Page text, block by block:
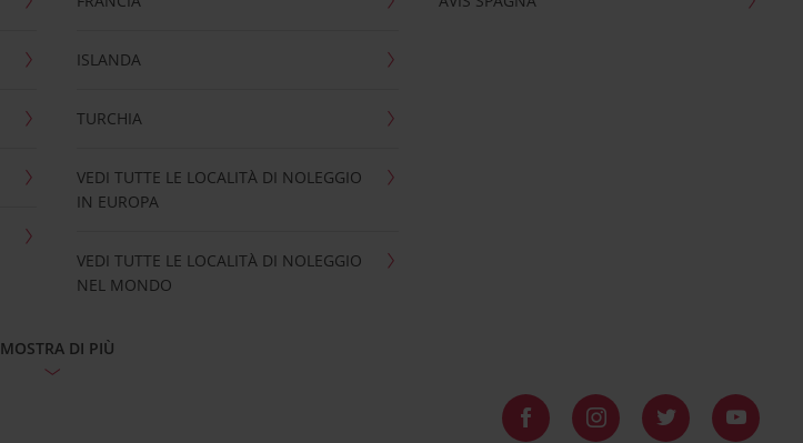
ISLANDA
TURCHIA
VEDI TUTTE LE LOCALITÀ DI NOLEGGIO
IN EUROPA
VEDI TUTTE LE LOCALITÀ DI NOLEGGIO
NEL MONDO
MOSTRA DI PIÙ